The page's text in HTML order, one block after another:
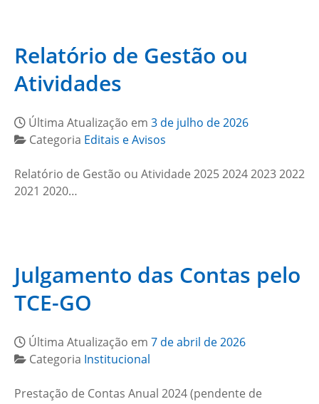
Relatório de Gestão ou
Atividades
Última Atualização em 3 de julho de 2026
Categoria Editais e Avisos
Relatório de Gestão ou Atividade 2025 2024 2023 2022
2021 2020…
Julgamento das Contas pelo
TCE-GO
Última Atualização em 7 de abril de 2026
Categoria Institucional
Prestação de Contas Anual 2024 (pendente de